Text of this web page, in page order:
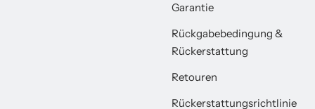
Garantie
Rückgabebedingung &
Rückerstattung
Retouren
Rückerstattungsrichtlinie